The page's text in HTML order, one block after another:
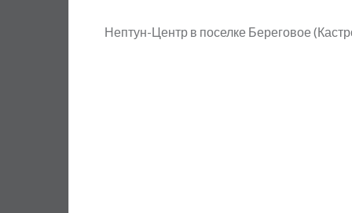
Нептун-Центр в поселке Береговое